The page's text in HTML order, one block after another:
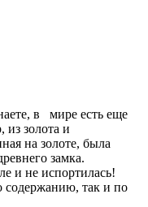
в мире есть еще
из золота и
на золоте, была
замка.
и не испортилась!
содержанию, так и по